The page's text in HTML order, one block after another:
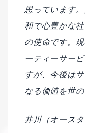
思っています
和で心豊かな
の使命です。
ーティーサー
すが、今後は
なる価値を世
井川（オースタ